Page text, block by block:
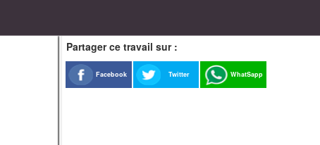
Partager ce travail sur :
Facebook Twitter WhatSapp